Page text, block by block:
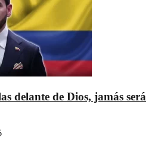
delante de Dios, jamás será